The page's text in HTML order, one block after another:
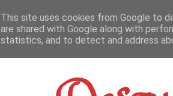
This site uses cookies from Google to
are shared with Google along with
statistics, and to detect and address